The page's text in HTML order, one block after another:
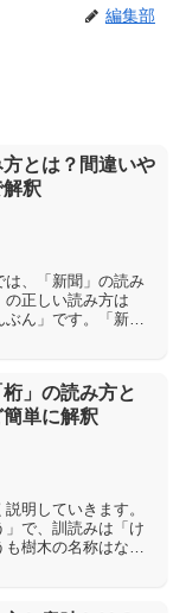
編集部
方とは？間違いや
釈
は、「新聞」の読み
正しい読み方は
ぶん」です。「新」
」の読み方と
単に解釈
明していきます。
」で、訓読みは「け
樹木の名称はなさ